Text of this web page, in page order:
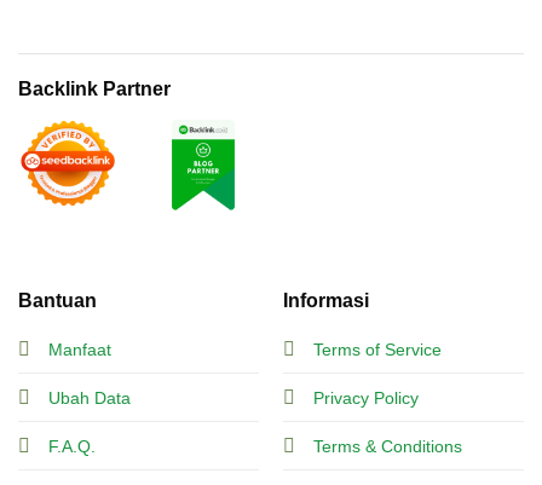
Bantuan
Manfaat
Ubah Data
F.A.Q.
Informasi
Terms of Service
Privacy Policy
Terms & Conditions
Backlink Partner